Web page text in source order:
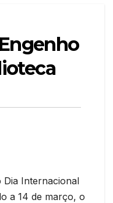
Dia Internacional
a 14 de março, o